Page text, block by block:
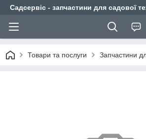
Садсервіс - запчастини для садової
Товари та послуги Запчастини